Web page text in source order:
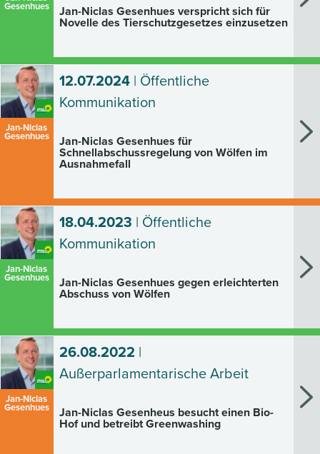
Gesenhues Jan-Niclas Gesenhues verspricht sich für
Novelle des Tierschutzgesetzes einzusetzen
Jan-Niclas
Gesenhues
12.07.2024| Öffentliche
Kommunikation
Jan-Niclas Gesenhues für
Schnellabschussregelung von Wölfen im
Ausnahmefall
Jan-Niclas
Gesenhues
18.04.2023 | Öffentliche
Kommunikation
Jan-Niclas Gesenhues gegen erleichterten
Abschuss von Wölfen
Jan-Niclas
Gesenhues
26.08.2022 |
Außerparlamentarische Arbeit
Jan-Niclas Gesenheus besucht einen Bio-
Hof und betreibt Greenwashing